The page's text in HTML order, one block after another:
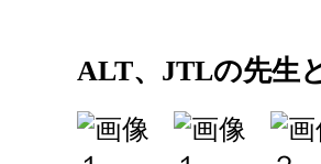
ALT、JTLの先生